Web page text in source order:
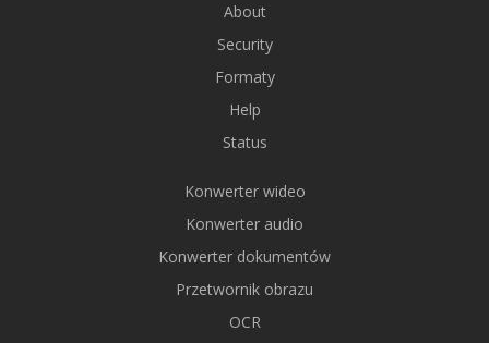
About
Security
Formaty
Help
Status
Konwerter wideo
Konwerter audio
Konwerter dokumentów
Przetwornik obrazu
OCR